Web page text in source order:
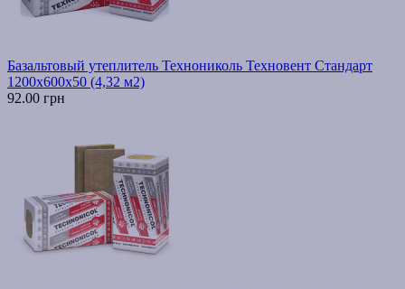
Базальтовый утеплитель Технониколь Техновент Стандарт
1200х600х50 (4,32 м2)
92.00 грн